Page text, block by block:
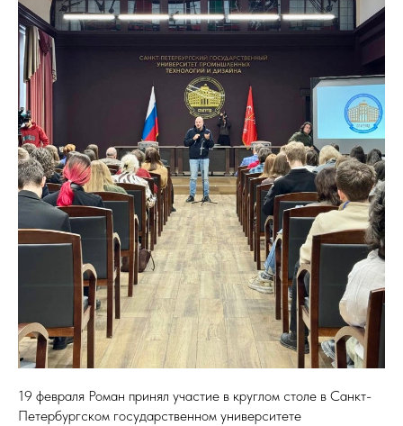
19 февраля Роман принял участие в круглом столе в Санкт-
Петербургском государственном университете